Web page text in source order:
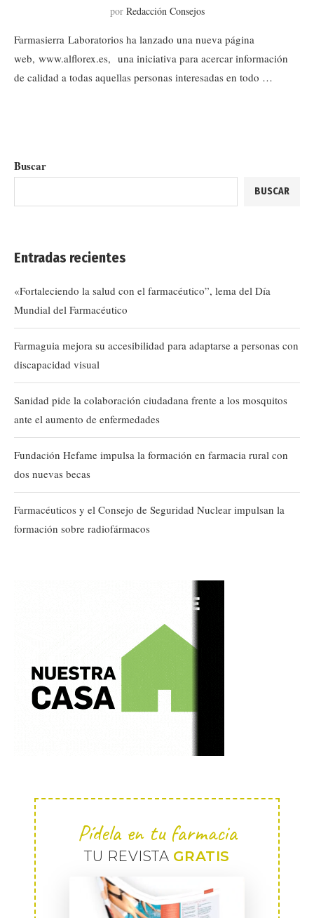
por Redacción Consejos
Farmasierra Laboratorios ha lanzado una nueva página
web, www.alflorex.es, una iniciativa para acercar información
de calidad a todas aquellas personas interesadas en todo …
Buscar
BUSCAR
Entradas recientes
«Fortaleciendo la salud con el farmacéutico”, lema del Día
Mundial del Farmacéutico
Farmaguia mejora su accesibilidad para adaptarse a personas con
discapacidad visual
Sanidad pide la colaboración ciudadana frente a los mosquitos
ante el aumento de enfermedades
Fundación Hefame impulsa la formación en farmacia rural con
dos nuevas becas
Farmacéuticos y el Consejo de Seguridad Nuclear impulsan la
formación sobre radiofármacos
Pídela en tu farmacia
TU REVISTA GRATIS